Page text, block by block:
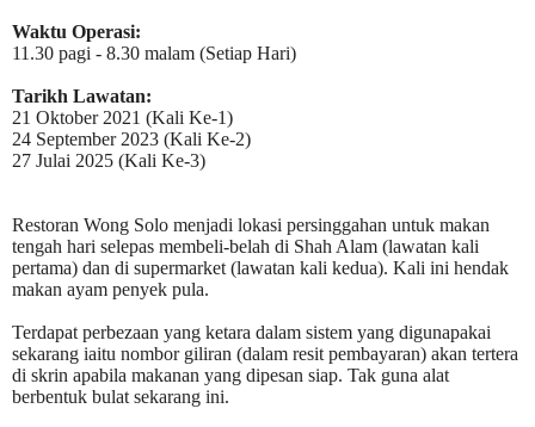
Waktu Operasi:
11.30 pagi - 8.30 malam (Setiap Hari)
Tarikh Lawatan:
21 Oktober 2021 (Kali Ke-1)
24 September 2023 (Kali Ke-2)
27 Julai 2025 (Kali Ke-3)
Restoran Wong Solo menjadi lokasi persinggahan untuk makan
tengah hari selepas membeli-belah di Shah Alam (lawatan kali
pertama) dan di supermarket (lawatan kali kedua). Kali ini hendak
makan ayam penyek pula.
Terdapat perbezaan yang ketara dalam sistem yang digunapakai
sekarang iaitu nombor giliran (dalam resit pembayaran) akan tertera
di skrin apabila makanan yang dipesan siap. Tak guna alat
berbentuk bulat sekarang ini.